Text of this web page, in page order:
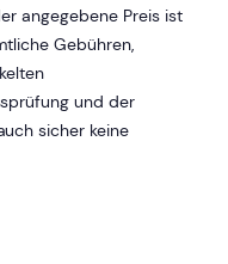
angegebene Preis ist
Gebühren,
und der
sicher keine